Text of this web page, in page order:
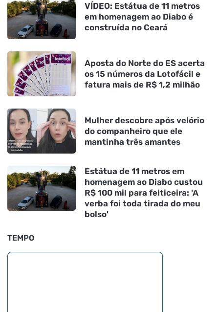
VÍDEO: Estátua de 11 metros
em homenagem ao Diabo é
construída no Ceará
Aposta do Norte do ES acerta
os 15 números da Lotofácil e
fatura mais de R$ 1,2 milhão
Mulher descobre após velório
do companheiro que ele
mantinha três amantes
Estátua de 11 metros em
homenagem ao Diabo custou
R$ 100 mil para feiticeira: 'A
verba foi toda tirada do meu
bolso'
TEMPO